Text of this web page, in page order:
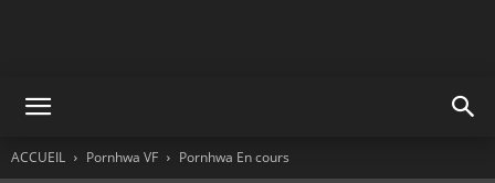
ACCUEIL Pornhwa VF Pornhwa En cours